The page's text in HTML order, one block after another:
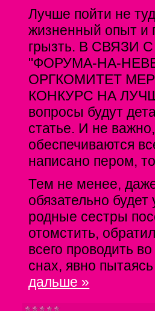
Лучше пойти не
жизненный опыт и
грызть. В
"ФОРУМА-НА-
ОРГКОМИТЕТ
КОНКУРС НА
вопросы будут
статье. И не
обеспечиваются
написано пером,
Тем не менее,
обязательно
родные сестры
отомстить,
всего проводить
снах, явно
дальше »